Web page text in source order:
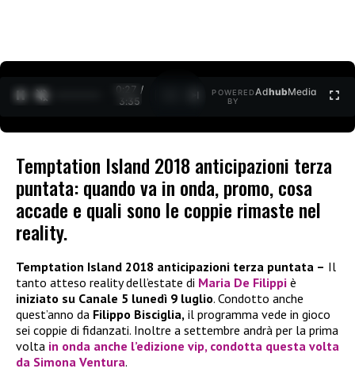
0:27 /
3:35
POWERED
BY
AdhubMedia
Temptation Island 2018 anticipazioni terza
puntata: quando va in onda, promo, cosa
accade e quali sono le coppie rimaste nel
reality.
Temptation Island 2018 anticipazioni terza puntata – Il
tanto atteso reality dell’estate di Maria De Filippi è
iniziato su Canale 5 lunedì 9 luglio. Condotto anche
quest’anno da Filippo Bisciglia, il programma vede in gioco
sei coppie di fidanzati. Inoltre a settembre andrà per la prima
volta in onda anche l’edizione vip, condotta questa volta
da Simona Ventura.